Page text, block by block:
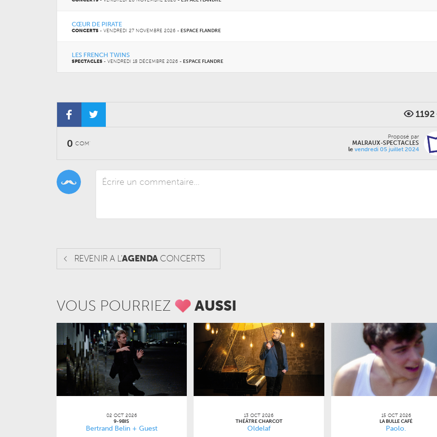
CŒUR DE PIRATE
CONCERTS- VENDREDI 27 NOVEMBRE 2026 - ESPACE FLANDRE
LES FRENCH TWINS
SPECTACLES- VENDREDI 18 DÉCEMBRE 2026 - ESPACE FLANDRE
1192
0 COM'
Proposé par
MALRAUX-SPECTACLES
le vendredi 05 juillet 2024
REVENIR A L'AGENDACONCERTS
VOUS POURRIEZ AUSSI
02 OCT 2026
9-9BIS
Bertrand Belin + Guest
13 OCT 2026
THÉÂTRE CHARCOT
Oldelaf
15 OCT 2026
LA BULLE CAFÉ
Paolo.